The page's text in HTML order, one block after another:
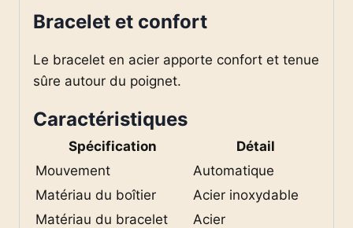
Bracelet et confort
Le bracelet en acier apporte confort et tenue
sûre autour du poignet.
Caractéristiques
Spécification
Détail
Mouvement
Automatique
Matériau du boîtier
Acier inoxydable
Matériau du bracelet
Acier